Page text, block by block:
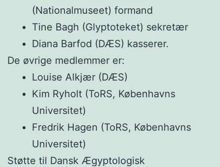
(Nationalmuseet) formand
Tine Bagh (Glyptoteket) sekretær
Diana Barfod (DÆS) kasserer.
De øvrige medlemmer er:
Louise Alkjær (DÆS)
Kim Ryholt (ToRS, Københavns
Universitet)
Fredrik Hagen (ToRS, Københavns
Universitet)
Støtte til Dansk Ægyptologisk